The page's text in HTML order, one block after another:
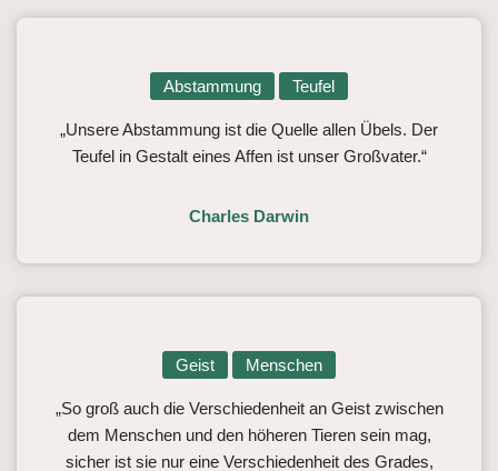
Abstammung Teufel
„Unsere Abstammung ist die Quelle allen Übels. Der
Teufel in Gestalt eines Affen ist unser Großvater.“
Charles Darwin
Geist Menschen
„So groß auch die Verschiedenheit an Geist zwischen
dem Menschen und den höheren Tieren sein mag,
sicher ist sie nur eine Verschiedenheit des Grades,